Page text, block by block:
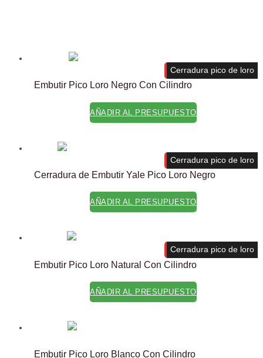
Embutir Pico Loro Negro Con Cilindro
AÑADIR AL PRESUPUESTO
Cerradura de Embutir Yale Pico Loro Negro
Cerradura pico de loro
AÑADIR AL PRESUPUESTO
Embutir Pico Loro Natural Con Cilindro
Cerradura pico de loro
AÑADIR AL PRESUPUESTO
Embutir Pico Loro Blanco Con Cilindro
Cerradura pico de loro